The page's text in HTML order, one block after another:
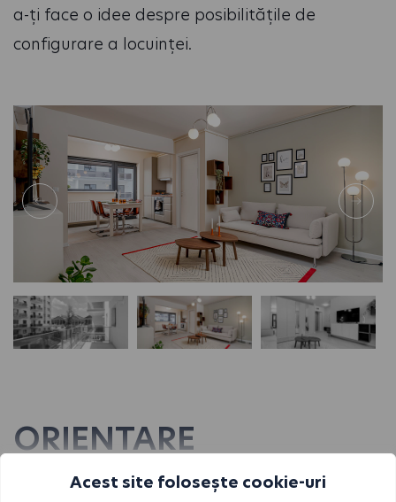
Acest site folosește cookie-uri
a-ți face o idee despre posibilitățile de
configurare a locuinței.
ORIENTARE
APARTAMENTE